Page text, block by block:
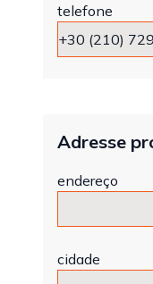
telefone
Adresse
endereço
cidade